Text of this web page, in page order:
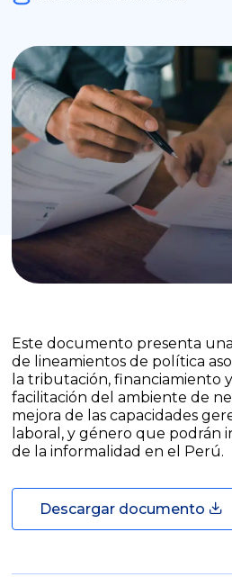
Este documento presenta
de lineamientos de política
la tributación, financiamiento
facilitación del ambiente de
mejora de las capacidades
laboral, y género que podrán
de la informalidad en el Perú.
Descargar documento